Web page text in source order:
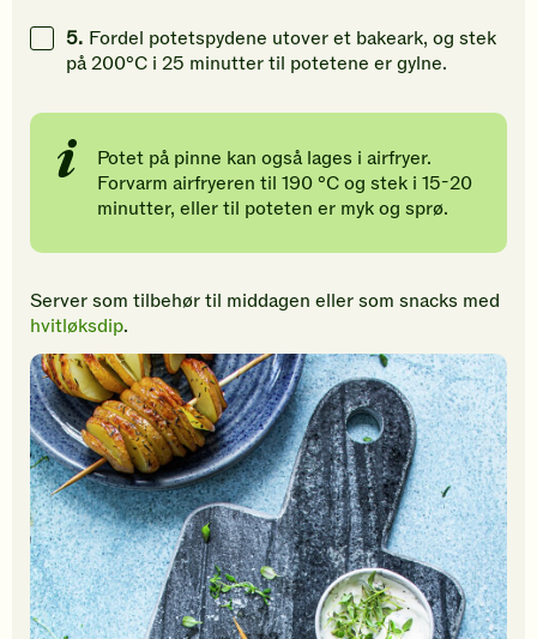
5. Fordel potetspydene utover et bakeark, og stek
på 200°C i 25 minutter til potetene er gylne.
Potet på pinne kan også lages i airfryer.
Forvarm airfryeren til 190 °C og stek i 15-20
minutter, eller til poteten er myk og sprø.
Server som tilbehør til middagen eller som snacks med
hvitløksdip.